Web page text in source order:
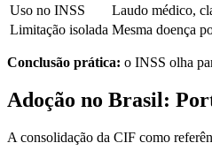
Uso no INSS
Laudo médico,
Limitação isolada Mesma doença
Conclusão prática: o INSS olha
Adoção no Brasil:
A consolidação da CIF como